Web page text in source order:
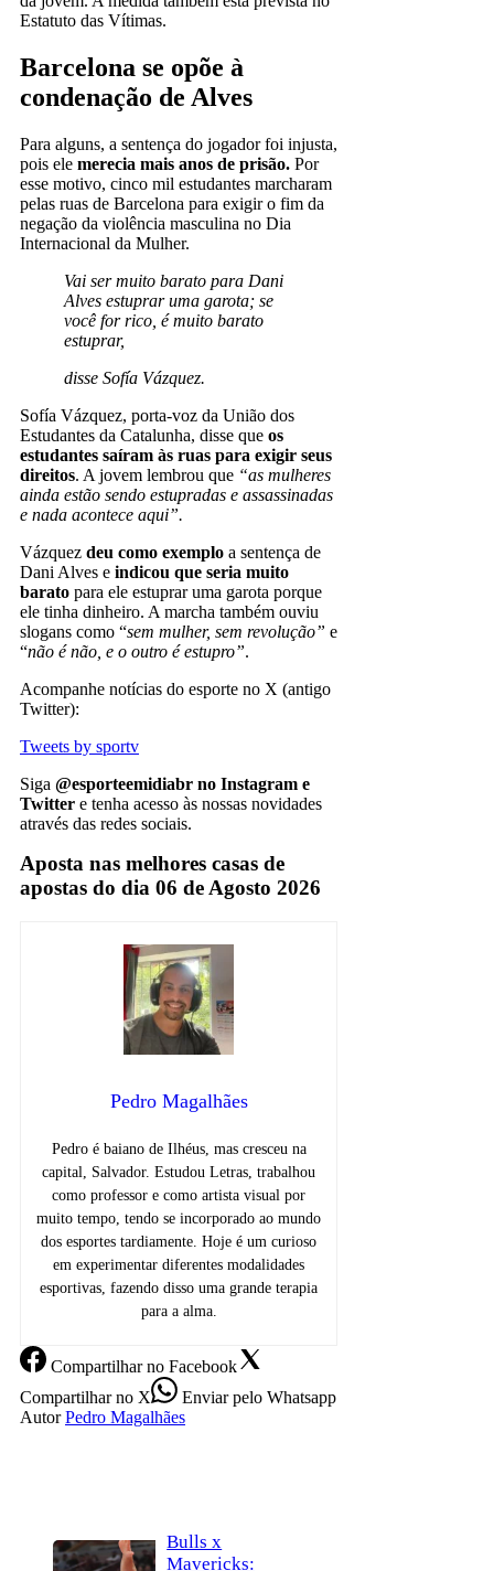
Estatuto das Vítimas.
Barcelona se opõe à
condenação de Alves
Para alguns, a sentença do jogador foi injusta,
pois ele merecia mais anos de prisão. Por
esse motivo, cinco mil estudantes marcharam
pelas ruas de Barcelona para exigir o fim da
negação da violência masculina no Dia
Internacional da Mulher.
Vai ser muito barato para Dani
Alves estuprar uma garota; se
você for rico, é muito barato
estuprar,
disse Sofía Vázquez.
Sofía Vázquez, porta-voz da União dos
Estudantes da Catalunha, disse que os
estudantes saíram às ruas para exigir seus
direitos. A jovem lembrou que “as mulheres
ainda estão sendo estupradas e assassinadas
e nada acontece aqui”.
Vázquez deu como exemplo a sentença de
Dani Alves e indicou que seria muito
barato para ele estuprar uma garota porque
ele tinha dinheiro. A marcha também ouviu
slogans como “sem mulher, sem revolução” e
“não é não, e o outro é estupro”.
Acompanhe notícias do esporte no X (antigo
Twitter):
Tweets by sportv
Siga @esporteemidiabr no Instagram e
Twitter e tenha acesso às nossas novidades
através das redes sociais.
Aposta nas melhores casas de
apostas do dia 06 de Agosto 2026
Pedro Magalhães
Pedro é baiano de Ilhéus, mas cresceu na
capital, Salvador. Estudou Letras, trabalhou
como professor e como artista visual por
muito tempo, tendo se incorporado ao mundo
dos esportes tardiamente. Hoje é um curioso
em experimentar diferentes modalidades
esportivas, fazendo disso uma grande terapia
para a alma.
Compartilharno Facebook
Compartilharno X Enviarpelo Whatsapp
Autor Pedro Magalhães
Bulls x
Mavericks: